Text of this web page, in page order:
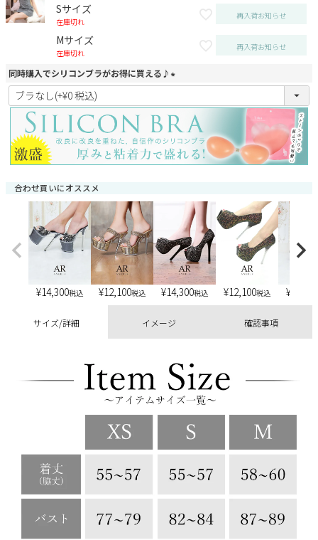
Sサイズ
在庫切れ
再入荷お知らせ
Mサイズ
在庫切れ
再入荷お知らせ
同時購入でシリコンブラがお得に買える♪
(
須
)
合わせ買いにオススメ
¥14,300税込 ¥12,100税込 ¥14,300税込 ¥12,100税込 ¥
サイズ/詳細 イメージ 確認事項